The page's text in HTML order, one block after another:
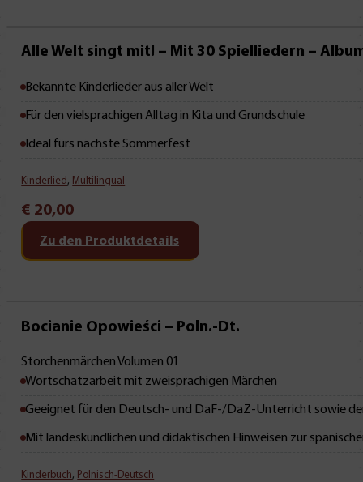
Neu • Neu • Neu
Alle Welt singt mit! – Mit 30 Spielliedern –
Bekannte Kinderlieder aus aller Welt
Für den vielsprachigen Alltag in Kita und Grundschule
Ideal fürs nächste Sommerfest
Kinderlied , Multilingual
€ 20,00
Zu den Produktdetails
Mit Leseprobe!
Bocianie Opowieści – Poln.-Dt.
Storchenmärchen Volumen 01
Wortschatzarbeit mit zweisprachigen Märchen
Geeignet für den Deutsch- und DaF-/DaZ-Unterricht sowie
Mit landeskundlichen und didaktischen Hinweisen zur
Kinderbuch, Polnisch-Deutsch